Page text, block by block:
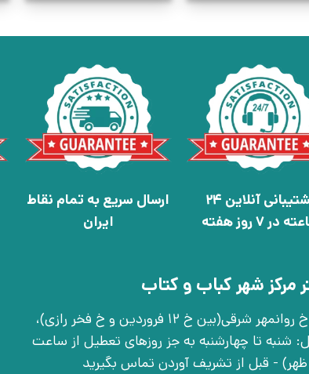
پشتیبانی آنلاین 24
در 7 روز هفته
ارسال سریع به تمام نقاط
ایران
مرکز شهر کباب و کتاب
تهران، خ انقلاب، خ 12 فروردین، خ روانمهر شرقی(بین خ 12 فروردین و خ فخر رازی)،
1 - زمان تحویل: شنبه تا چهارشنبه به جز روزهای تعطیل از ساعت